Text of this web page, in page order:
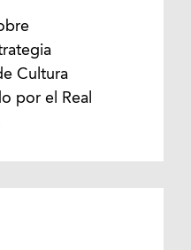
Cultura
por el Real